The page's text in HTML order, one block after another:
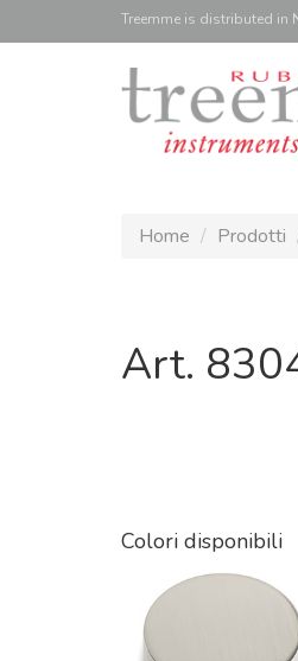
Treemme is distributed in
Home Prodotti
Art.
Colori disponibili